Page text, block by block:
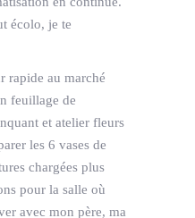
écolo, je te
rapide au marché
feuillage de
et atelier fleurs
les 6 vases de
chargées plus
pour la salle où
avec mon père, ma